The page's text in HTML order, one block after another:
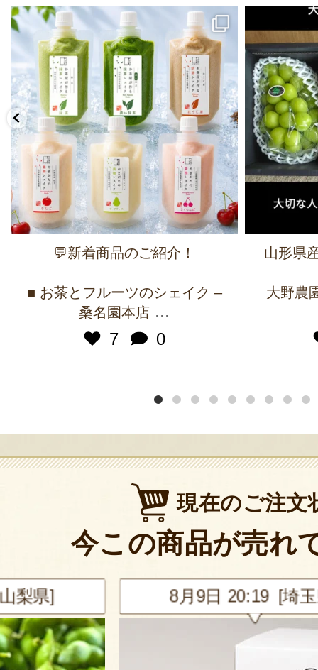
💬新着商品のご紹介！
■ お茶とフルーツのシェイク –
桑名園本店 ...
7
0
山形県
大野農
現在のご注文
今この商品が売れ
県] 8月9日 20:19 [埼玉